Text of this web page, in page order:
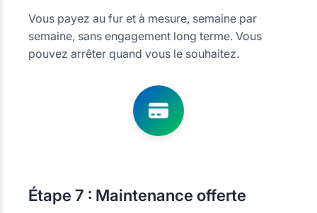
Vous payez au fur et à mesure, semaine par
semaine, sans engagement long terme. Vous
pouvez arrêter quand vous le souhaitez.
Étape 7 : Maintenance offerte